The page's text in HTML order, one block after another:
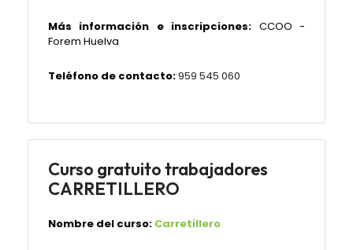
Más información e inscripciones: CCOO -
Forem Huelva
Teléfono de contacto:959 545 060
Curso gratuito trabajadores
CARRETILLERO
Nombre del curso: Carretillero